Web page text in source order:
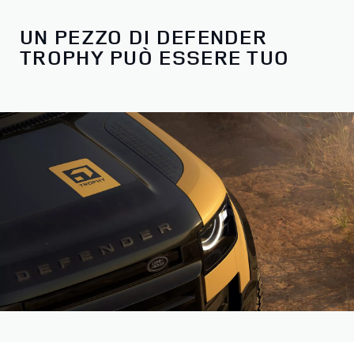
UN PEZZO DI DEFENDER
TROPHY PUÒ ESSERE TUO